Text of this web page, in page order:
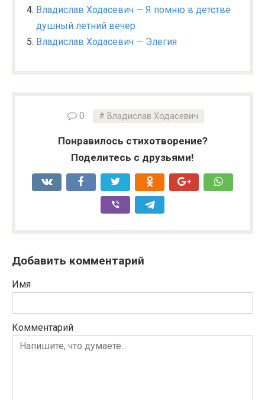
Владислав Ходасевич — Я помню в детстве
душный летний вечер
Владислав Ходасевич — Элегия
0 Владислав Ходасевич
Понравилось стихотворение?
Поделитесь с друзьями!
Добавить комментарий
Имя
Комментарий